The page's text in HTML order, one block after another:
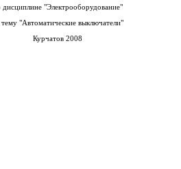
дисциплине "Электрооборудование"
тему "Автоматические выключатели"
Курчатов 2008